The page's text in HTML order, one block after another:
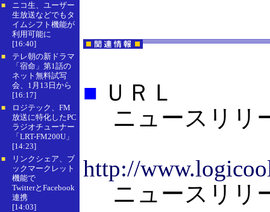
■
ニコ生、ユーザー
生放送などでもタ
イムシフト機能が
利用可能に
[16:40]
■
テレ朝の新ドラマ
「宿命」第1話の
ネット無料試写
会、1月13日から
[16:17]
■
ロジテック、FM
放送に特化したPC
ラジオチューナー
「LRT-FM200U」
[14:23]
■
リンクシェア、ブ
ックマークレット
機能で
TwitterとFacebook
連携
[14:03]
■ ＵＲＬ
ニュースリリー
http://
ニュースリリ